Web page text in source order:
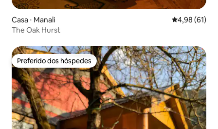
Casa ⋅ Manali 4,98 de uma
4,98 (61)
The Oak Hurst
Preferido dos hóspedes
Preferido dos hóspedes